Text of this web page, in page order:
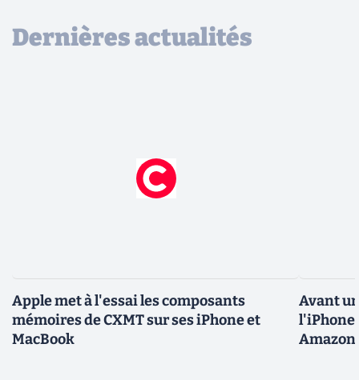
Dernières actualités
Apple met à l'essai les composants
mémoires de CXMT sur ses iPhone et
MacBook
Avant
l'iPhone
Amazon